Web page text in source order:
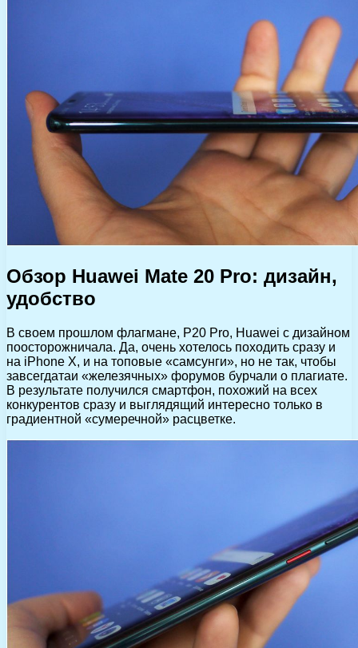
Обзор Huawei Mate 20 Pro: дизайн,
удобство
В своем прошлом флагмане, P20 Pro, Huawei с дизайном
поосторожничала. Да, очень хотелось походить сразу и
на iPhone X, и на топовые «самсунги», но не так, чтобы
завсегдатаи «железячных» форумов бурчали о плагиате.
В результате получился смартфон, похожий на всех
конкурентов сразу и выглядящий интересно только в
градиентной «сумеречной» расцветке.